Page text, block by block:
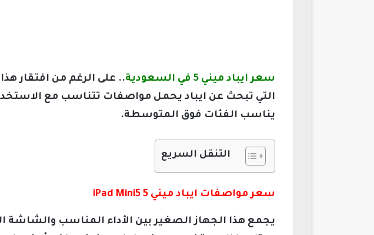
سعر ايباد ميني 5 في السعودية
.. على الرغم من افتقار
التي تبحث عن ايباد يحمل مواصفات تتناسب مع
يناسب الفئات فوق المتوسطة.
التنقل السريع
سعر مواصفات ايباد ميني 5 iPad Mini5
يجمع هذا الجهاز الصغير بين الأداء المناسب والشاشة